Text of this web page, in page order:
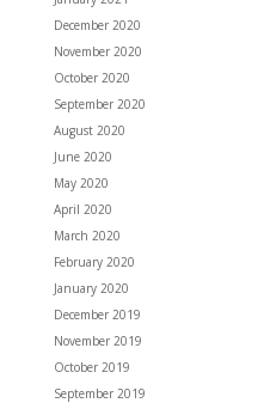
December 2020
November 2020
October 2020
September 2020
August 2020
June 2020
May 2020
April 2020
March 2020
February 2020
January 2020
December 2019
November 2019
October 2019
September 2019